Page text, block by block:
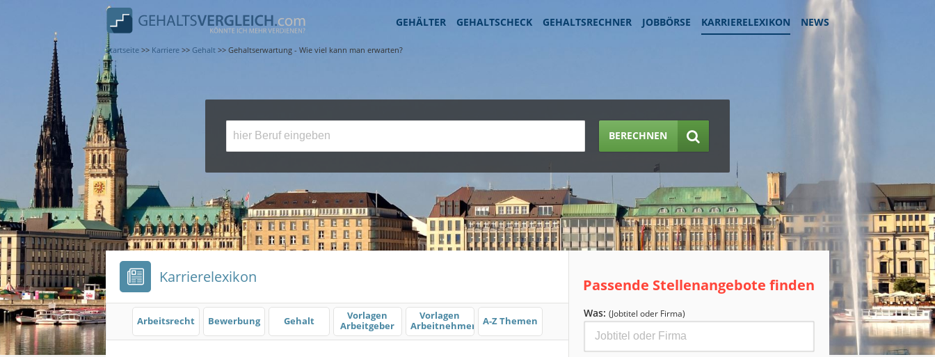
GEHÄLTER GEHALTSCHECK GEHALTSRECHNER JOBBÖRSE KARRIERELEXIKON NEWS
Startseite >> Karriere >> Gehalt >> Gehaltserwartung - Wie viel kann man erwarten?
BERECHNEN
Karrierelexikon
Arbeitsrecht Bewerbung Gehalt
Vorlagen
Arbeitgeber
Vorlagen
Arbeitnehmer
A-Z Themen
Passende Stellenangebote finden
Was: (Jobtitel oder Firma)